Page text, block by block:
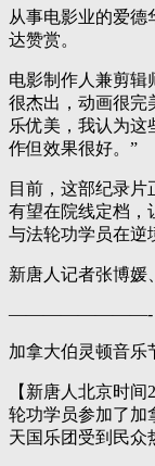
从事电影业的爱德
达赞赏。
电影制作人兼剪辑
很杰出，动画很完
乐优美，我认为这
作但效果很好。”
目前，这部纪录
有望在院线定档，
与法轮功学员在逆
新唐人记者张博媛
————————-
加拿大伯灵顿音乐
【新唐人北京时
轮功学员参加了加
天国乐团受到民众